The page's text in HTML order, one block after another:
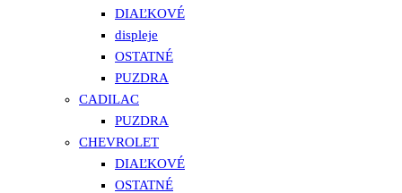
DIAĽKOVÉ
displeje
OSTATNÉ
PUZDRA
CADILAC
PUZDRA
CHEVROLET
DIAĽKOVÉ
OSTATNÉ